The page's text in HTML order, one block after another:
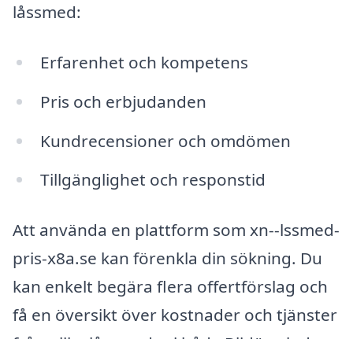
låssmed:
Erfarenhet och kompetens
Pris och erbjudanden
Kundrecensioner och omdömen
Tillgänglighet och responstid
Att använda en plattform som xn--lssmed-
pris-x8a.se kan förenkla din sökning. Du
kan enkelt begära flera offertförslag och
få en översikt över kostnader och tjänster